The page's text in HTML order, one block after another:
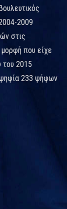
2009
στις
που είχε
του 2015
233 ψήφων